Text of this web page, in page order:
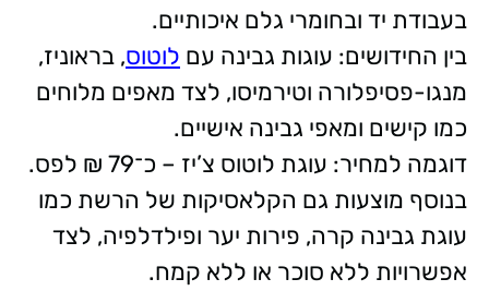
בעבודת יד ובחומרי גלם איכותיים.
בין החידושים: עוגות גבינה עם לוטוס, בראוניז,
מנגו-פסיפלורה וטירמיסו, לצד מאפים מלוחים
כמו קישים ומאפי גבינה אישיים.
דוגמה למחיר: עוגת לוטוס צ’יז – כ־79 ₪ לפס.
בנוסף מוצעות גם הקלאסיקות של הרשת כמו
עוגת גבינה קרה, פירות יער ופילדלפיה, לצד
אפשרויות ללא סוכר או ללא קמח.